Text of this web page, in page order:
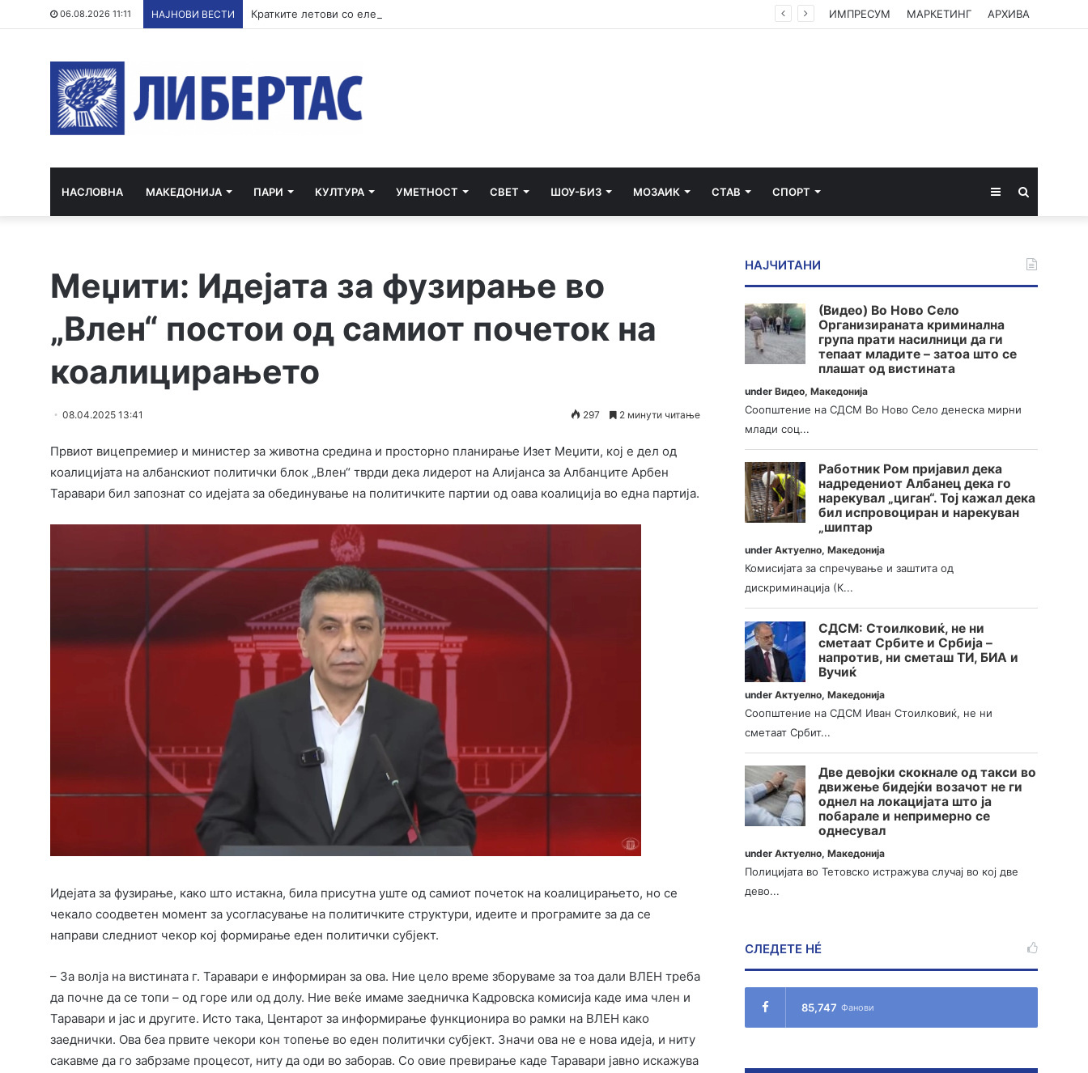
06.08.2026 11:11 НАЈНОВИ ВЕСТИ ИМПРЕСУМ МАРКЕТИНГ АРХИВА
НАСЛОВНА МАКЕДОНИЈА ПАРИ КУЛТУРА УМЕТНОСТ СВЕТ ШОУ-БИЗ МОЗАИК СТАВ СПОРТ Sidebar
Меџити: Идејата за фузирање во
„Влен“ постои од самиот почеток на
коалицирањето
08.04.2025 13:41 297 2 минути читање
Првиот вицепремиер и министер за животна средина и просторно планирање Изет Меџити, кој е дел од
коалицијата на албанскиот политички блок „Влен“ тврди дека лидерот на Алијанса за Албанците Арбен
Таравари бил запознат со идејата за обединување на политичките партии од оава коалиција во една партија.
Идејата за фузирање, како што истакна, била присутна уште од самиот почеток на коалицирањето, но се
чекало соодветен момент за усогласување на политичките структури, идеите и програмите за да се
направи следниот чекор кој формирање еден политички субјект.
– За волја на вистината г. Таравари е информиран за ова. Ние цело време зборуваме за тоа дали ВЛЕН треба
да почне да се топи – од горе или од долу. Ние веќе имаме заедничка Кадровска комисија каде има член и
Таравари и јас и другите. Исто така, Центарот за информирање функционира во рамки на ВЛЕН како
заеднички. Ова беа првите чекори кон топење во еден политички субјект. Значи ова не е нова идеја, и ниту
сакавме да го забрзаме процесот, ниту да оди во заборав. Со овие превирање каде Таравари јавно искажува
НАЈЧИТАНИ
(Видео) Во Ново Село
Организираната криминална
група прати насилници да ги
тепаат младите – затоа што се
плашат од вистината
underВидео,Македонија
Соопштение на СДСМ Во Ново Село денеска мирни
млади соц...
Работник Ром пријавил дека
надредениот Албанец дека го
нарекувал „циган“. Тој кажал дека
бил испровоциран и нарекуван
„шиптар
underАктуелно,Македонија
Комисијата за спречување и заштита од
дискриминација (К...
СДСМ: Стоилковиќ, не ни
сметаат Србите и Србија –
напротив, ни сметаш ТИ, БИА и
Вучиќ
underАктуелно,Македонија
Соопштение на СДСМ Иван Стоилковиќ, не ни
сметаат Србит...
Две девојки скокнале од такси во
движење бидејќи возачот не ги
однел на локацијата што ја
побарале и непримерно се
однесувал
underАктуелно,Македонија
Полицијата во Тетовско истражува случај во кој две
дево...
СЛЕДЕТЕ НÉ
85,747 Фанови